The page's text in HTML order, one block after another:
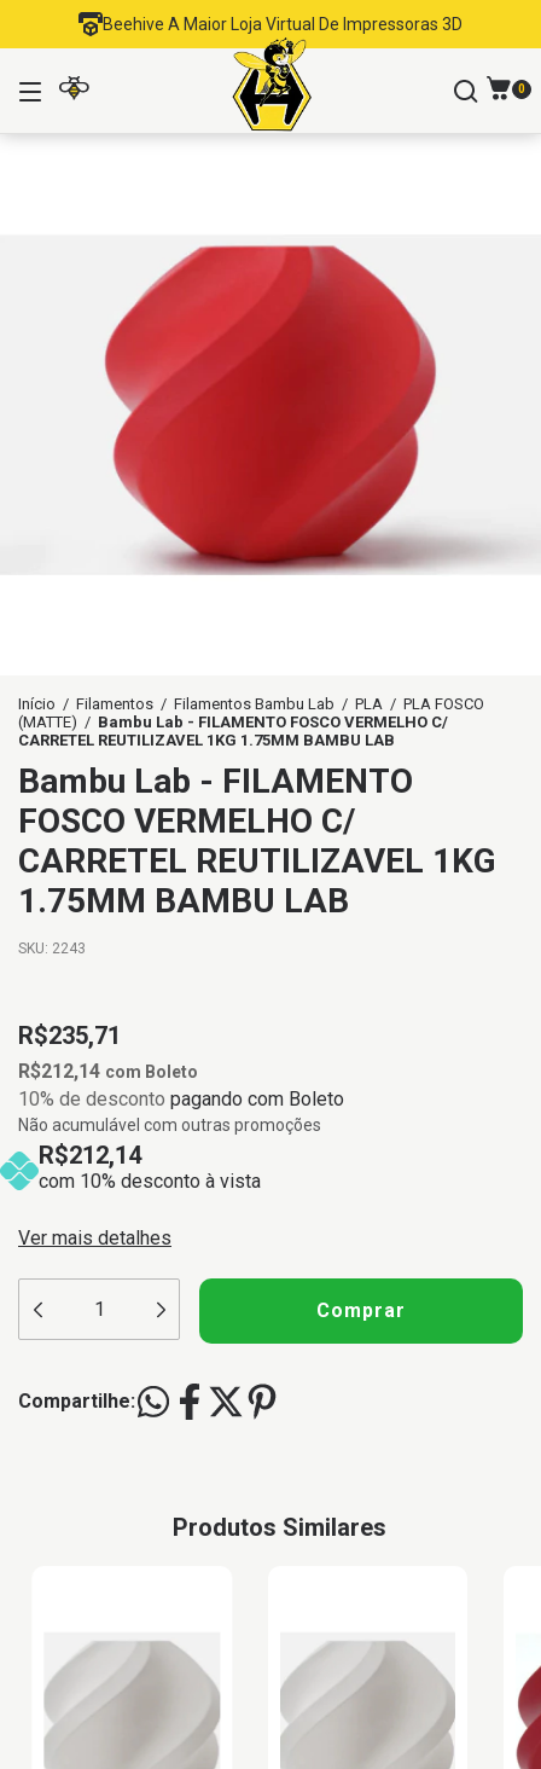
Beehive A Maior Loja Virtual De Impressoras 3D
0
Início / Filamentos / Filamentos Bambu Lab / PLA / PLA FOSCO
(MATTE) / Bambu Lab - FILAMENTO FOSCO VERMELHO C/
CARRETEL REUTILIZAVEL 1KG 1.75MM BAMBU LAB
Bambu Lab - FILAMENTO
FOSCO VERMELHO C/
CARRETEL REUTILIZAVEL 1KG
1.75MM BAMBU LAB
SKU: 2243
R$235,71
R$212,14 com Boleto
10% de desconto pagando com Boleto
Não acumulável com outras promoções
R$212,14
com 10% desconto à vista
Ver mais detalhes
Compartilhe:
Produtos Similares